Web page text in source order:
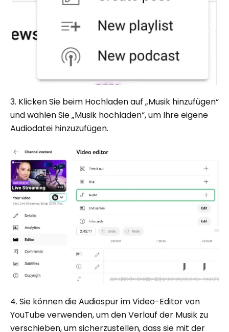
3. Klicken Sie beim Hochladen auf „Musik hinzufügen“
und wählen Sie „Musik hochladen“, um Ihre eigene
Audiodatei hinzuzufügen.
4. Sie können die Audiospur im Video-Editor von
YouTube verwenden, um den Verlauf der Musik zu
verschieben, um sicherzustellen, dass sie mit der